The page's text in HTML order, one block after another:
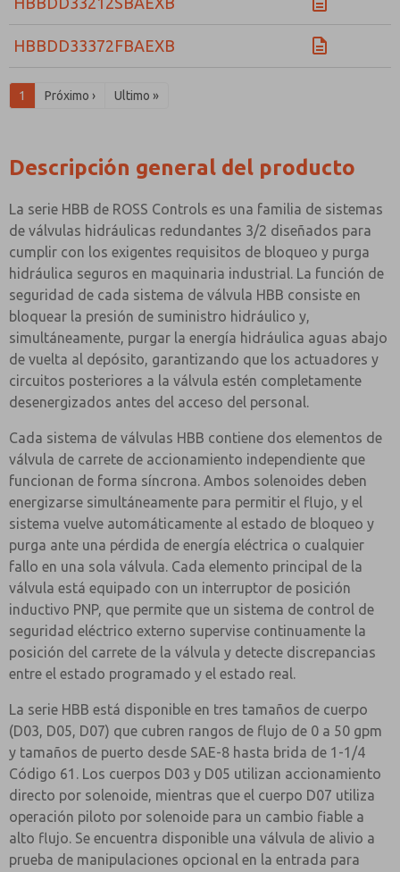
HBBDD33372FBAEXB
1 Próximo › Ultimo »
Descripción general del producto
La serie HBB de ROSS Controls es una familia de sistemas
de válvulas hidráulicas redundantes 3/2 diseñados para
cumplir con los exigentes requisitos de bloqueo y purga
hidráulica seguros en maquinaria industrial. La función de
seguridad de cada sistema de válvula HBB consiste en
bloquear la presión de suministro hidráulico y,
simultáneamente, purgar la energía hidráulica aguas abajo
de vuelta al depósito, garantizando que los actuadores y
circuitos posteriores a la válvula estén completamente
desenergizados antes del acceso del personal.
Cada sistema de válvulas HBB contiene dos elementos de
válvula de carrete de accionamiento independiente que
funcionan de forma síncrona. Ambos solenoides deben
energizarse simultáneamente para permitir el flujo, y el
sistema vuelve automáticamente al estado de bloqueo y
purga ante una pérdida de energía eléctrica o cualquier
fallo en una sola válvula. Cada elemento principal de la
válvula está equipado con un interruptor de posición
inductivo PNP, que permite que un sistema de control de
seguridad eléctrico externo supervise continuamente la
posición del carrete de la válvula y detecte discrepancias
entre el estado programado y el estado real.
La serie HBB está disponible en tres tamaños de cuerpo
(D03, D05, D07) que cubren rangos de flujo de 0 a 50 gpm
y tamaños de puerto desde SAE-8 hasta brida de 1-1/4
Código 61. Los cuerpos D03 y D05 utilizan accionamiento
directo por solenoide, mientras que el cuerpo D07 utiliza
operación piloto por solenoide para un cambio fiable a
alto flujo. Se encuentra disponible una válvula de alivio a
prueba de manipulaciones opcional en la entrada para